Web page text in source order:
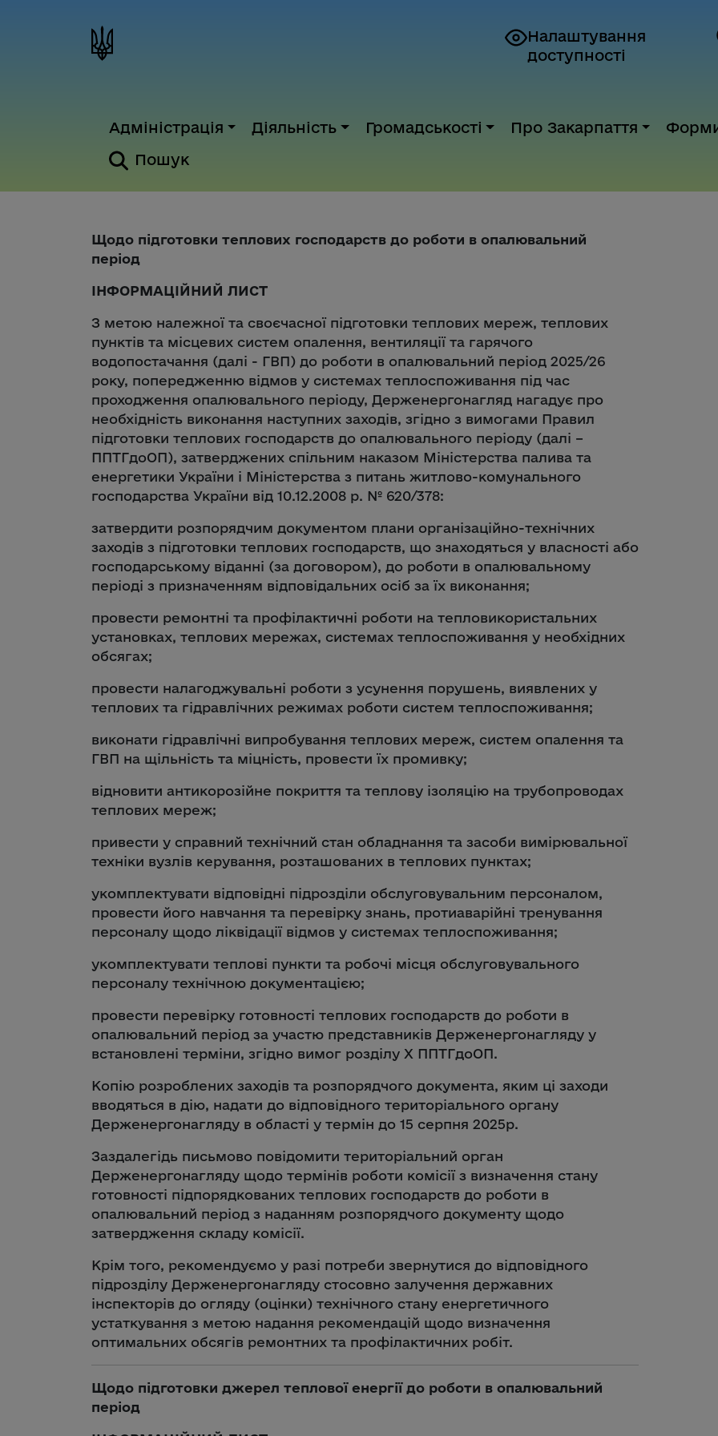
Налаштування
доступності
Адміністрація Діяльність Громадськості Про Закарпаття
Пошук
Щодо підготовки теплових господарств до роботи в опалювальний
період
ІНФОРМАЦІЙНИЙ ЛИСТ
З метою належної та своєчасної підготовки теплових мереж, теплових
пунктів та місцевих систем опалення, вентиляції та гарячого
водопостачання (далі - ГВП) до роботи в опалювальний період 2025/26
року, попередженню відмов у системах теплоспоживання під час
проходження опалювального періоду, Держенергонагляд нагадує про
необхідність виконання наступних заходів, згідно з вимогами Правил
підготовки теплових господарств до опалювального періоду (далі –
ППТГдоОП), затверджених спільним наказом Міністерства палива та
енергетики України і Міністерства з питань житлово-комунального
господарства України від 10.12.2008 р. № 620/378:
затвердити розпорядчим документом плани організаційно-технічних
заходів з підготовки теплових господарств, що знаходяться у власності або
господарському віданні (за договором), до роботи в опалювальному
періоді з призначенням відповідальних осіб за їх виконання;
провести ремонтні та профілактичні роботи на тепловикористальних
установках, теплових мережах, системах теплоспоживання у необхідних
обсягах;
провести налагоджувальні роботи з усунення порушень, виявлених у
теплових та гідравлічних режимах роботи систем теплоспоживання;
виконати гідравлічні випробування теплових мереж, систем опалення та
ГВП на щільність та міцність, провести їх промивку;
відновити антикорозійне покриття та теплову ізоляцію на трубопроводах
теплових мереж;
привести у справний технічний стан обладнання та засоби вимірювальної
техніки вузлів керування, розташованих в теплових пунктах;
укомплектувати відповідні підрозділи обслуговувальним персоналом,
провести його навчання та перевірку знань, протиаварійні тренування
персоналу щодо ліквідації відмов у системах теплоспоживання;
укомплектувати теплові пункти та робочі місця обслуговувального
персоналу технічною документацією;
провести перевірку готовності теплових господарств до роботи в
опалювальний період за участю представників Держенергонагляду у
встановлені терміни, згідно вимог розділу Х ППТГдоОП.
Копію розроблених заходів та розпорядчого документa, яким ці заходи
вводяться в дію, надати до відповідного територіального органу
Держенергонагляду в області у термін до 15 серпня 2025р.
Заздалегідь письмово повідомити територіальний орган
Держенергонагляду щодо термінів роботи комісії з визначення стану
готовності підпорядкованих теплових господарств до роботи в
опалювальний період з наданням розпорядчого документу щодо
затвердження складу комісії.
Крім того, рекомендуємо у разі потреби звернутися до відповідного
підрозділу Держенергонагляду стосовно залучення державних
інспекторів до огляду (оцінки) технічного стану енергетичного
устаткування з метою надання рекомендацій щодо визначення
оптимальних обсягів ремонтних та профілактичних робіт.
Щодо підготовки джерел теплової енергії до роботи в опалювальний
період